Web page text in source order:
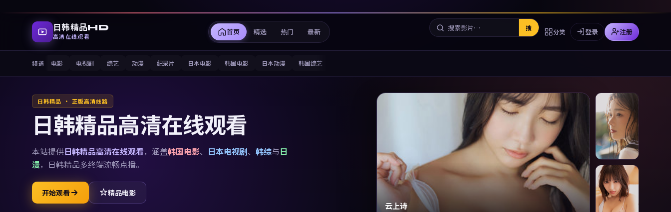
日韩精品HD
高清在线观看 首页 精选 热门 最新 搜 分类 登录 注册
频道 电影 电视剧 综艺 动漫 纪录片 日本电影 韩国电影 日本动漫 韩国综艺
日韩精品 · 正版高清线路
日韩精品高清在线观看
本站提供日韩精品高清在线观看，涵盖韩国电影、 日本电视剧、 韩综与日
漫， 日韩精品多终端流畅点播。
开始观看 精品电影
云上诗